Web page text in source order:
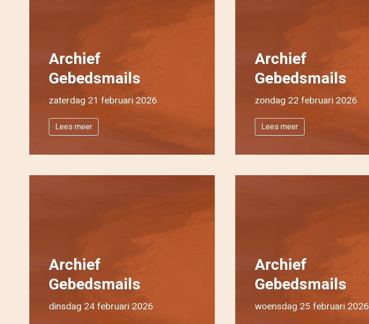
Archief
Gebedsmails
zaterdag 21 februari 2026
Lees meer
Archief
Gebedsmails
zondag 22 februari 2026
Lees meer
Archief
Gebedsmails
dinsdag 24 februari 2026
Archief
Gebedsmails
woensdag 25 februari 2026